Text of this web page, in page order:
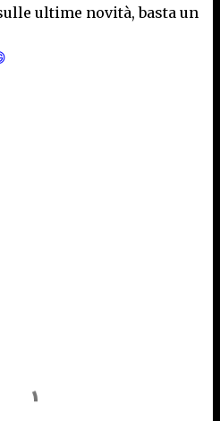
ultime novità, basta un